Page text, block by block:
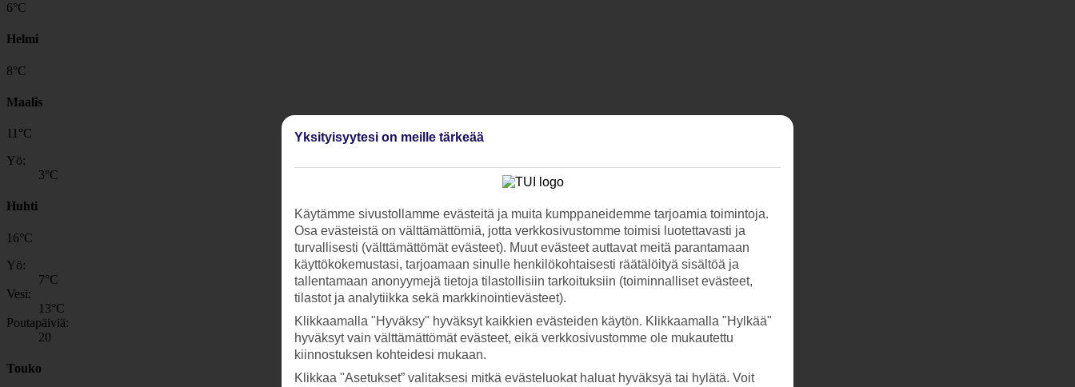
6°C
Helmi
8°C
Maalis
11 °C
Yö:
3°C
Huhti
16°C
Yö:
7°C
Vesi:
13°C
Poutapäiviä:
20
Touko
Yksityisyytesi on meille tärkeää
Käytämme sivustollamme evästeitä ja muita kumppaneidemme tarjoamia toimintoja.
Osa evästeistä on välttämättömiä, jotta verkkosivustomme toimisi luotettavasti ja
turvallisesti (välttämättömät evästeet). Muut evästeet auttavat meitä parantamaan
käyttökokemustasi, tarjoamaan sinulle henkilökohtaisesti räätälöityä sisältöä ja
tallentamaan anonyymejä tietoja tilastollisiin tarkoituksiin (toiminnalliset evästeet,
tilastot ja analytiikka sekä markkinointievästeet).
Klikkaamalla "Hyväksy" hyväksyt kaikkien evästeiden käytön. Klikkaamalla "Hylkää"
hyväksyt vain välttämättömät evästeet, eikä verkkosivustomme ole mukautettu
kiinnostuksen kohteidesi mukaan.
Klikkaa "Asetukset” valitaksesi mitkä evästeluokat haluat hyväksyä tai hylätä. Voit